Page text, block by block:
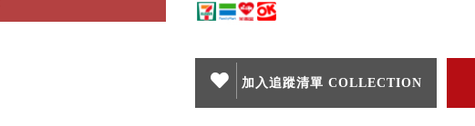
加入追蹤清單 COLLECTION